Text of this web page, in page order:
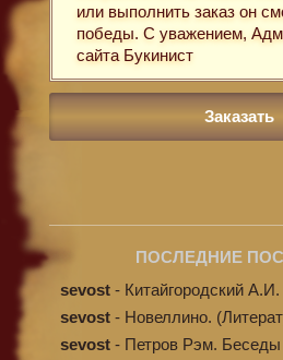
или выполнить заказ он
победы. С уважением,
сайта Букинист
ПОСЛЕДНИЕ
sevost - Китайгородский А.И.
sevost - Новеллино.
sevost - Петров Рэм. Беседы